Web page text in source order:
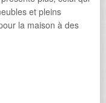
et pleins
la maison à des